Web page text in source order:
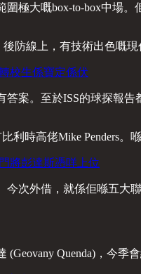
極大嘅box-to-box中場
後防線上，有技術出色嘅現
校生係寶定係伏
案。至於ISS的球探報告
利時高佬Mike Penders。
將彭達斯憑咩上位
次外借，就係佢喺五大聯
Quenda)，今季